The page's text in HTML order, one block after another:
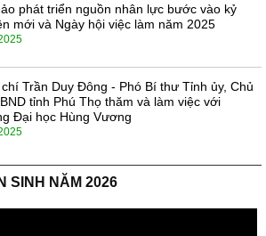
phát triển nguồn nhân lực bước vào kỷ
mới và Ngày hội việc làm năm 2025
Trần Duy Đông - Phó Bí thư Tỉnh ủy, Chủ
tỉnh Phú Thọ thăm và làm việc với
Đại học Hùng Vương
SINH NĂM 2026